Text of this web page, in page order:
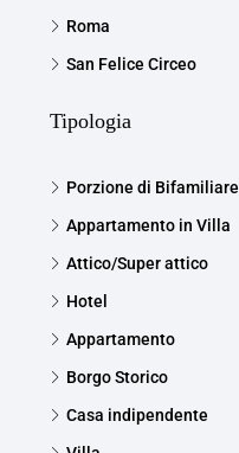
Roma
San Felice Circeo
Tipologia
Porzione di Bifamiliare
Appartamento in Villa
Attico/Super attico
Hotel
Appartamento
Borgo Storico
Casa indipendente